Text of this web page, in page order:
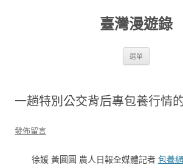
臺灣漫遊錄
選單
一趟特別公交背后專包養行情
發佈留言
徐媛 黃圓圓 農人日報全媒體記者 包養網